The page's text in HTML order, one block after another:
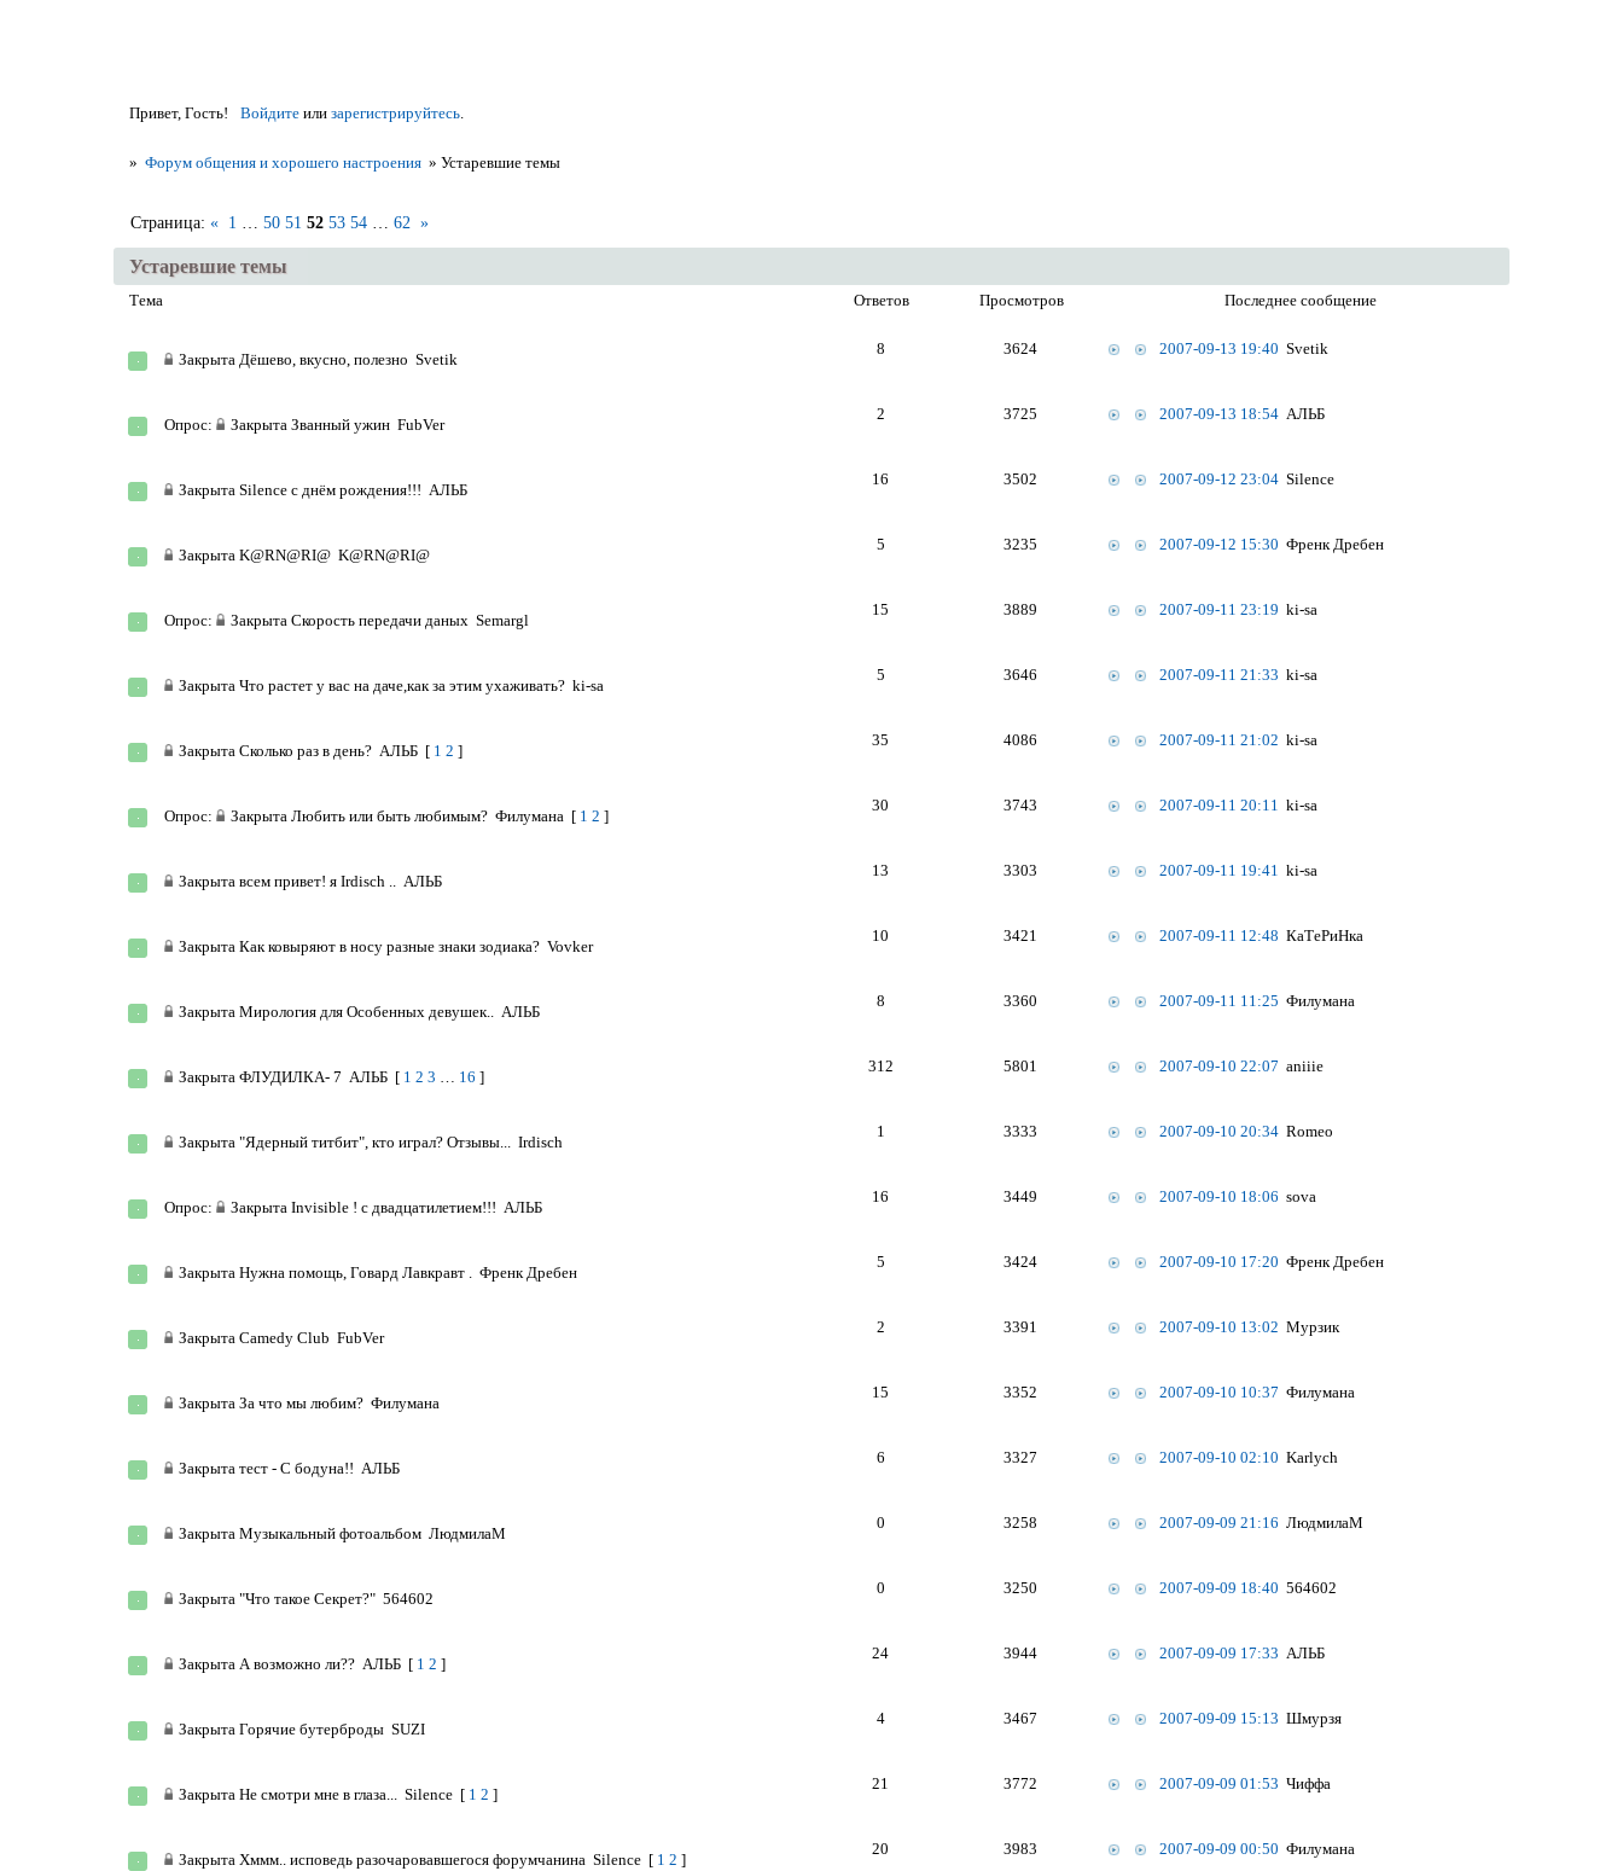
Привет, Гость! Войдитеили зарегистрируйтесь.
» Форум общения и хорошего настроения »Устаревшие темы
Устаревшие темы
Страница:« 1 50 51 52 53 54 62 »
Тема Ответов Просмотров Последнее сообщение
Закрыта Дёшево, вкусно, полезно Svetik
8 3624 2007-09-13 19:40 Svetik
Опрос: Закрыта Званный ужин FubVer
2 3725 2007-09-13 18:54 АЛЬБ
Закрыта Silence с днём рождения!!! АЛЬБ
16 3502 2007-09-12 23:04 Silence
Закрыта K@RN@RI@ K@RN@RI@
5 3235 2007-09-12 15:30 Френк Дребен
Опрос: Закрыта Скорость передачи даных Semargl
15 3889 2007-09-11 23:19 ki-sa
Закрыта Что растет у вас на даче,как за этим ухаживать? ki-sa
5 3646 2007-09-11 21:33 ki-sa
Закрыта Сколько раз в день? АЛЬБ [ 1 2 ]
35 4086 2007-09-11 21:02 ki-sa
Опрос: Закрыта Любить или быть любимым? Филумана [ 1 2 ]
30 3743 2007-09-11 20:11 ki-sa
Закрыта всем привет! я Irdisch .. АЛЬБ
13 3303 2007-09-11 19:41 ki-sa
Закрыта Как ковыряют в носу разные знаки зодиака? Vovker
10 3421 2007-09-11 12:48 КаТеРиНка
Закрыта Мирология для Особенных девушек.. АЛЬБ
8 3360 2007-09-11 11:25 Филумана
Закрыта ФЛУДИЛКА- 7 АЛЬБ [ 1 2 3 … 16 ]
312 5801 2007-09-10 22:07 aniiie
Закрыта "Ядерный титбит", кто играл? Отзывы... Irdisch
1 3333 2007-09-10 20:34 Romeo
Опрос: Закрыта Invisible ! с двадцатилетием!!! АЛЬБ
16 3449 2007-09-10 18:06 sova
Закрыта Нужна помощь, Говард Лавкравт . Френк Дребен
5 3424 2007-09-10 17:20 Френк Дребен
Закрыта Camedy Club FubVer
2 3391 2007-09-10 13:02 Мурзик
Закрыта За что мы любим? Филумана
15 3352 2007-09-10 10:37 Филумана
Закрыта тест - С бодуна!! АЛЬБ
6 3327 2007-09-10 02:10 Karlych
Закрыта Музыкальный фотоальбом ЛюдмилаМ
0 3258 2007-09-09 21:16 ЛюдмилаМ
Закрыта "Что такое Секрет?" 564602
0 3250 2007-09-09 18:40 564602
Закрыта А возможно ли?? АЛЬБ [ 1 2 ]
24 3944 2007-09-09 17:33 АЛЬБ
Закрыта Горячие бутерброды SUZI
4 3467 2007-09-09 15:13 Шмурзя
Закрыта Не смотри мне в глаза... Silence [ 1 2 ]
21 3772 2007-09-09 01:53 Чиффа
Закрыта Хммм.. исповедь разочаровавшегося форумчанина Silence [ 1 2 ]
20 3983 2007-09-09 00:50 Филумана